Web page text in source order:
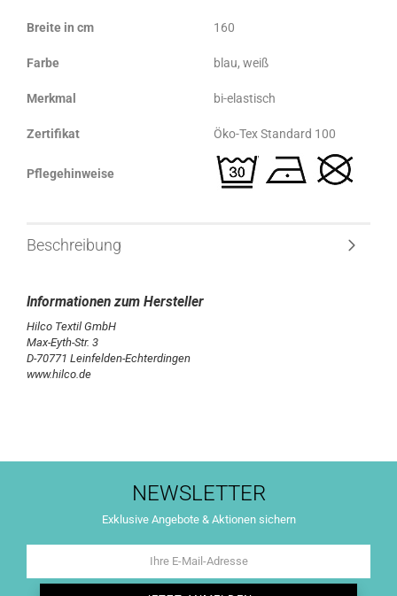
Breite in cm 160
Farbe blau, weiß
Merkmal bi-elastisch
Zertifikat Öko-Tex Standard 100
Pflegehinweise
Beschreibung
Hilco Textil GmbH
Max-Eyth-Str. 3
D-70771 Leinfelden-Echterdingen
www.hilco.de
NEWSLETTER
Exklusive Angebote & Aktionen sichern